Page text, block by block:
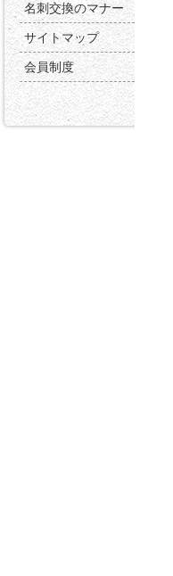
名刺交換のマナー
サイトマップ
会員制度